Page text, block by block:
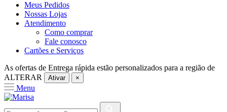
Meus Pedidos
Nossas Lojas
Atendimento
Como comprar
Fale conosco
Cartões e Serviços
As ofertas de Entrega rápida estão personalizados para a região de
ALTERAR
Ativar ×
Menu